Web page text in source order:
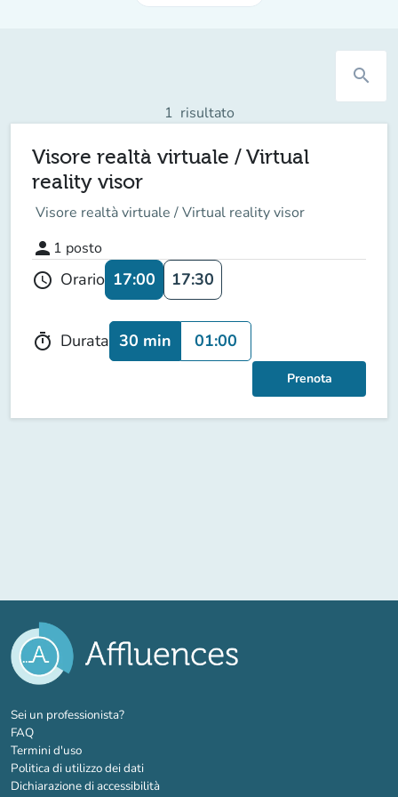
search
1 risultato
Visore realtà virtuale / Virtual
reality visor
Visore realtà virtuale / Virtual reality visor
person 1 posto
schedule Orario 17:00 17:30
timer Durata 30 min 01:00
Prenota
Sei un professionista?(nuova scheda)
FAQ
Termini d'uso
Politica di utilizzo dei dati
Dichiarazione di accessibilità